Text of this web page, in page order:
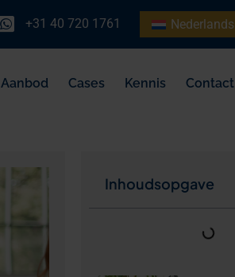
+31 40 720 1761 Nederlands
Aanbod Cases Kennis Contact
Inhoudsopgave